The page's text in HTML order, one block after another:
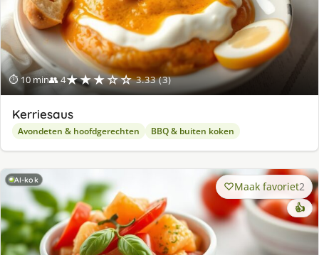
⏱ 10 min👥 4★★★☆☆ 3.33 (3)
Kerriesaus
Avondeten & hoofdgerechten BBQ & buiten koken
AI-kok Maak favoriet2
👍